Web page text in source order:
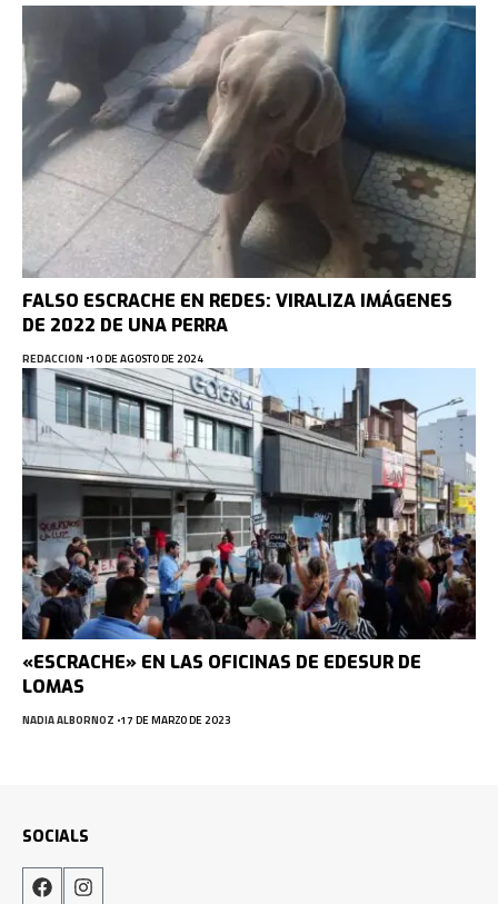
FALSO ESCRACHE EN REDES: VIRALIZA IMÁGENES
DE 2022 DE UNA PERRA
REDACCION 10 DE AGOSTO DE 2024
«ESCRACHE» EN LAS OFICINAS DE EDESUR DE
LOMAS
NADIA ALBORNOZ 17 DE MARZO DE 2023
SOCIALS